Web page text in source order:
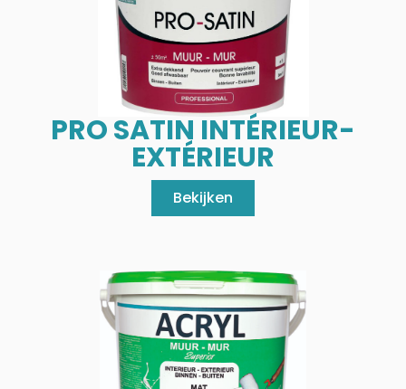
PRO SATIN INTÉRIEUR-
EXTÉRIEUR
Bekijken